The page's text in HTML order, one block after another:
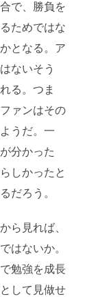
で、勝負を
ためではな
となる。ア
ないそう
る。つま
ァンはその
うだ。一
分かった
しかったと
だろう。
ら見れば、
はないか。
勉強を成長
して見做せ